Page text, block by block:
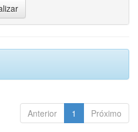
Anterior 1 Próximo